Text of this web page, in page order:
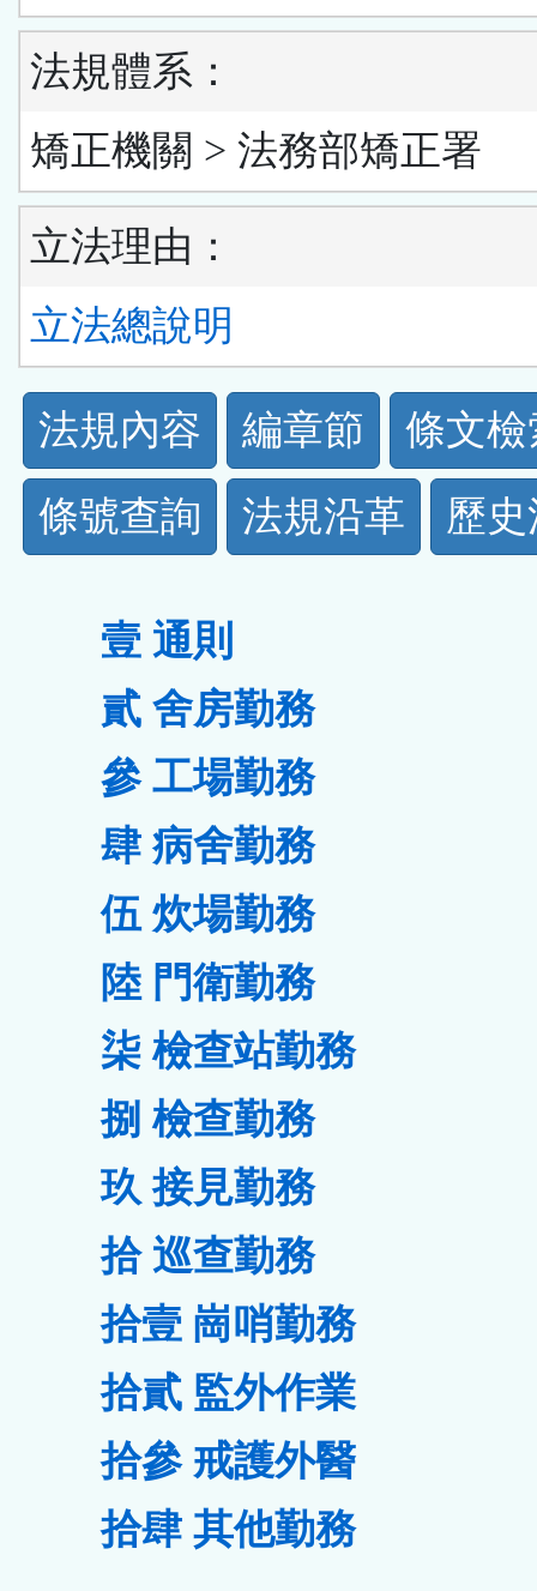
法規體系：
矯正機關 > 法務部矯正署
立法理由：
立法總說明
法
規
功
法規內容 編章節
條文檢
條號查詢
法規沿革 歷
壹 通則
貳 舍房勤務
參 工場勤務
肆 病舍勤務
伍 炊場勤務
陸 門衛勤務
柒 檢查站勤務
捌 檢查勤務
玖 接見勤務
拾 巡查勤務
拾壹 崗哨勤務
拾貳 監外作業
拾參 戒護外醫
拾肆 其他勤務